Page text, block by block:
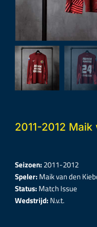
2011-2012
Seizoen: 2011-2012
Speler: Maik van den
Status: Match Issue
Wedstrijd: N.v.t.